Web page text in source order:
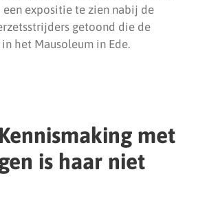
een expositie te zien nabij de
getoond die de
het Mausoleum in Ede.
met
is haar niet